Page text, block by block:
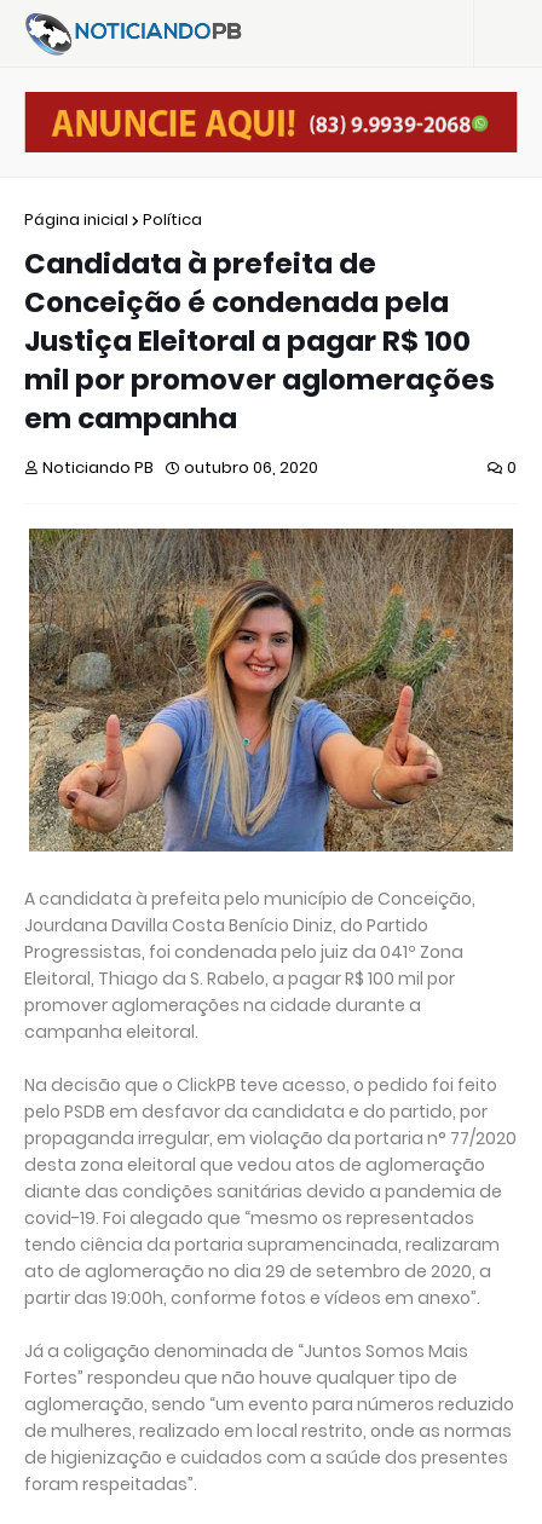
Página inicial Política
Candidata à prefeita de
Conceição é condenada pela
Justiça Eleitoral a pagar R$ 100
mil por promover aglomerações
em campanha
Noticiando PB outubro 06, 2020 0
A candidata à prefeita pelo município de Conceição,
Jourdana Davilla Costa Benício Diniz, do Partido
Progressistas, foi condenada pelo juiz da 041º Zona
Eleitoral, Thiago da S. Rabelo, a pagar R$ 100 mil por
promover aglomerações na cidade durante a
campanha eleitoral.
Na decisão que o ClickPB teve acesso, o pedido foi feito
pelo PSDB em desfavor da candidata e do partido, por
propaganda irregular, em violação da portaria n° 77/2020
desta zona eleitoral que vedou atos de aglomeração
diante das condições sanitárias devido a pandemia de
covid-19. Foi alegado que “mesmo os representados
tendo ciência da portaria supramencinada, realizaram
ato de aglomeração no dia 29 de setembro de 2020, a
partir das 19:00h, conforme fotos e vídeos em anexo”.
Já a coligação denominada de “Juntos Somos Mais
Fortes” respondeu que não houve qualquer tipo de
aglomeração, sendo “um evento para números reduzido
de mulheres, realizado em local restrito, onde as normas
de higienização e cuidados com a saúde dos presentes
foram respeitadas”.